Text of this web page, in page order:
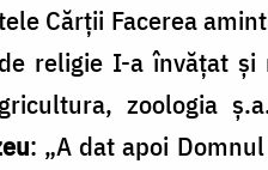
Cărții Facerea
religie I-a învățat și
zoologia
: „A dat apoi